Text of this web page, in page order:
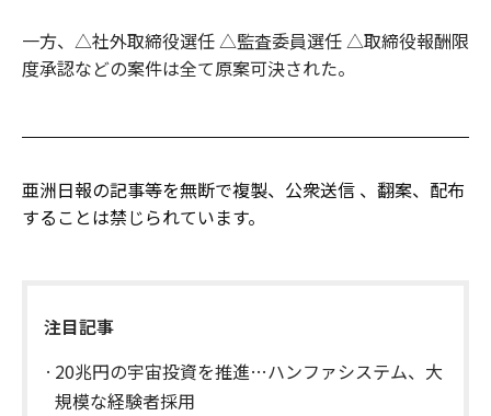
一方、△社外取締役選任 △監査委員選任 △取締役報酬限
度承認などの案件は全て原案可決された。
亜洲日報の記事等を無断で複製、公衆送信 、翻案、配布
することは禁じられています。
注目記事
20兆円の宇宙投資を推進…ハンファシステム、大
規模な経験者採用